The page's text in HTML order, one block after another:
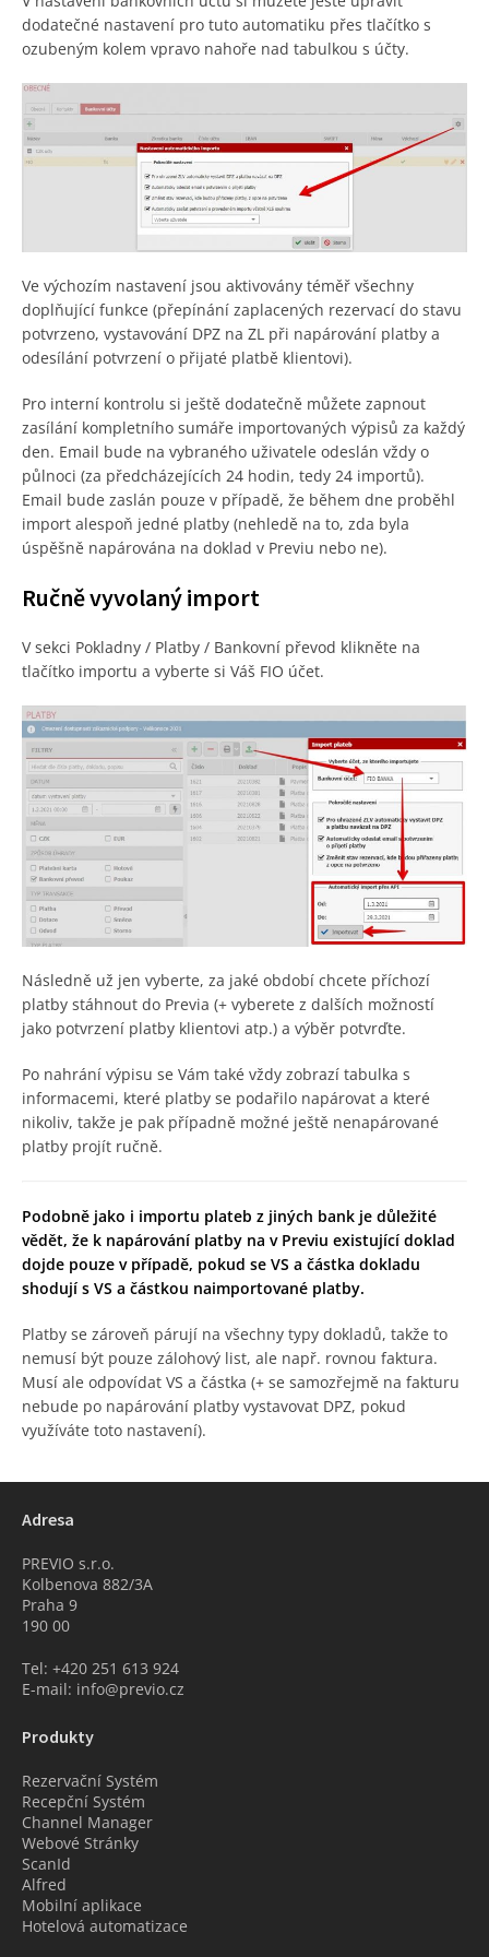
dodatečné nastavení pro tuto automatiku přes tlačítko s
ozubeným kolem vpravo nahoře nad tabulkou s účty.
Ve výchozím nastavení jsou aktivovány téměř všechny
doplňující funkce (přepínání zaplacených rezervací do stavu
potvrzeno, vystavování DPZ na ZL při napárování platby a
odesílání potvrzení o přijaté platbě klientovi).
Pro interní kontrolu si ještě dodatečně můžete zapnout
zasílání kompletního sumáře importovaných výpisů za každý
den. Email bude na vybraného uživatele odeslán vždy o
půlnoci (za předcházejících 24 hodin, tedy 24 importů).
Email bude zaslán pouze v případě, že během dne proběhl
import alespoň jedné platby (nehledě na to, zda byla
úspěšně napárována na doklad v Previu nebo ne).
Ručně vyvolaný import
V sekci Pokladny / Platby / Bankovní převod klikněte na
tlačítko importu a vyberte si Váš FIO účet.
Následně už jen vyberte, za jaké období chcete příchozí
platby stáhnout do Previa (+ vyberete z dalších možností
jako potvrzení platby klientovi atp.) a výběr potvrďte.
Po nahrání výpisu se Vám také vždy zobrazí tabulka s
informacemi, které platby se podařilo napárovat a které
nikoliv, takže je pak případně možné ještě nenapárované
platby projít ručně.
Podobně jako i importu plateb z jiných bank je důležité
vědět, že k napárování platby na v Previu existující doklad
dojde pouze v případě, pokud se VS a částka dokladu
shodují s VS a částkou naimportované platby.
Platby se zároveň párují na všechny typy dokladů, takže to
nemusí být pouze zálohový list, ale např. rovnou faktura.
Musí ale odpovídat VS a částka (+ se samozřejmě na fakturu
nebude po napárování platby vystavovat DPZ, pokud
využíváte toto nastavení).
Adresa
PREVIO s.r.o.
Kolbenova 882/3A
Praha 9
190 00
Tel: +420 251 613 924
E-mail: info@previo.cz
Produkty
Rezervační Systém
Recepční Systém
Channel Manager
Webové Stránky
ScanId
Alfred
Mobilní aplikace
Hotelová automatizace